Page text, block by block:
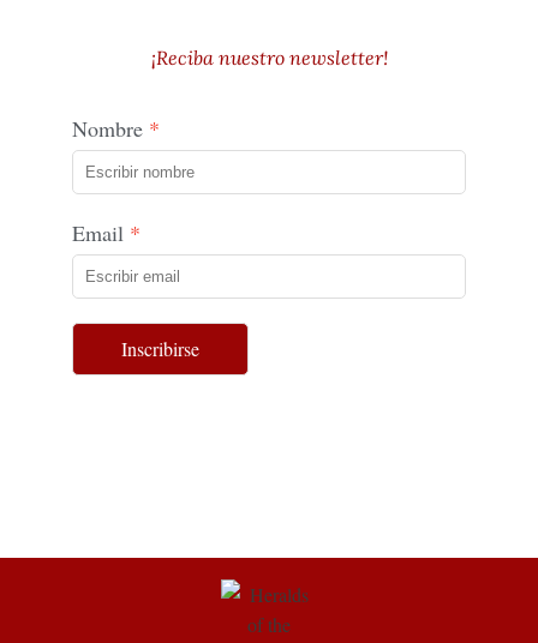
¡Reciba nuestro newsletter!
Nombre
Email
Inscribirse